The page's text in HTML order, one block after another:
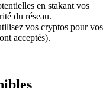
en stakant vos
du réseau.
vos cryptos pour vos
acceptés).